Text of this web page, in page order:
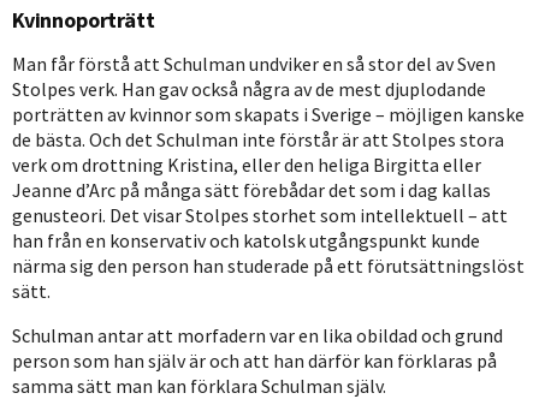
Kvinnoporträtt
Man får förstå att Schulman undviker en så stor del av Sven
Stolpes verk. Han gav också några av de mest djuplodande
porträtten av kvinnor som skapats i Sverige – möjligen kanske
de bästa. Och det Schulman inte förstår är att Stolpes stora
verk om drottning Kristina, eller den heliga Birgitta eller
Jeanne d’Arc på många sätt förebådar det som i dag kallas
genusteori. Det visar Stolpes storhet som intellektuell – att
han från en konservativ och katolsk utgångspunkt kunde
närma sig den person han studerade på ett förutsättningslöst
sätt.
Schulman antar att morfadern var en lika obildad och grund
person som han själv är och att han därför kan förklaras på
samma sätt man kan förklara Schulman själv.